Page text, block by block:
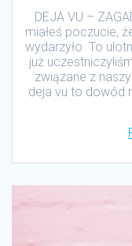
DEJA VU –
miałeś poczucie,
wydarzyło. To
już
związane z
deja vu to dowód